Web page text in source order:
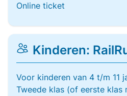
Online ticket
Kinderen:
Voor kinderen van 4 t/m 11
Tweede klas (of eerste klas